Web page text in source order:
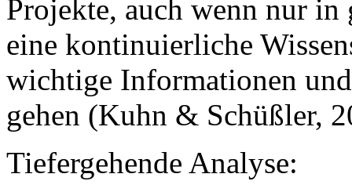
Projekte, auch wenn nur
eine kontinuierliche
wichtige Informationen
gehen (Kuhn & Schüßler,
Tiefergehende Analyse: